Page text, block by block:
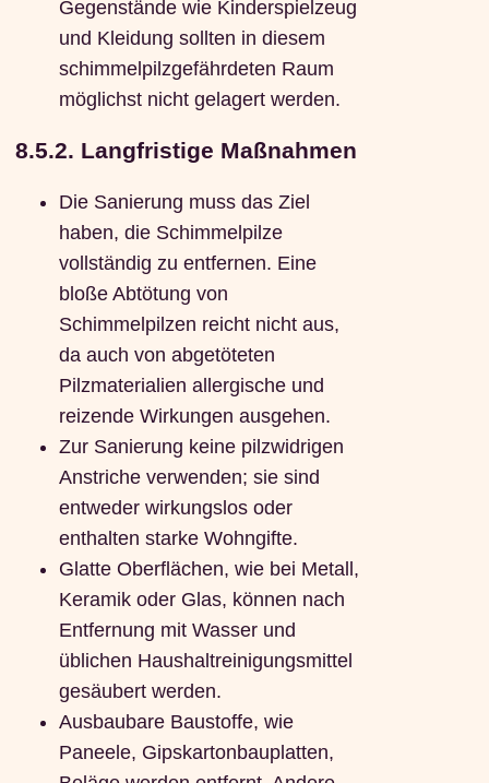
Gegenstände wie Kinderspielzeug
und Kleidung sollten in diesem
schimmelpilzgefährdeten Raum
möglichst nicht gelagert werden.
8.5.2. Langfristige Maßnahmen
Die Sanierung muss das Ziel
haben, die Schimmelpilze
vollständig zu entfernen. Eine
bloße Abtötung von
Schimmelpilzen reicht nicht aus,
da auch von abgetöteten
Pilzmaterialien allergische und
reizende Wirkungen ausgehen.
Zur Sanierung keine pilzwidrigen
Anstriche verwenden; sie sind
entweder wirkungslos oder
enthalten starke Wohngifte.
Glatte Oberflächen, wie bei Metall,
Keramik oder Glas, können nach
Entfernung mit Wasser und
üblichen Haushaltreinigungsmittel
gesäubert werden.
Ausbaubare Baustoffe, wie
Paneele, Gipskartonbauplatten,